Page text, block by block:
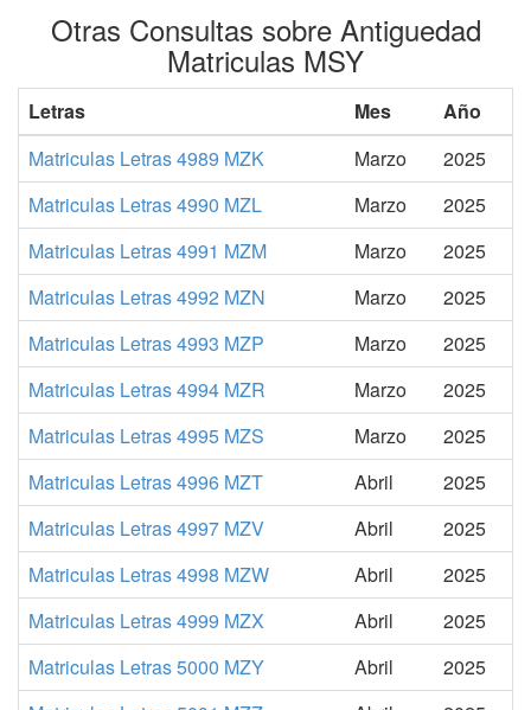
Otras Consultas sobre Antiguedad
Matriculas MSY
Letras Mes
Año
Matriculas Letras 4989 MZK
Marzo
2025
Matriculas Letras 4990 MZL
Marzo
2025
Matriculas Letras 4991 MZM
Marzo
2025
Matriculas Letras 4992 MZN
Marzo
2025
Matriculas Letras 4993 MZP
Marzo
2025
Matriculas Letras 4994 MZR
Marzo
2025
Matriculas Letras 4995 MZS
Marzo
2025
Matriculas Letras 4996 MZT
Abril
2025
Matriculas Letras 4997 MZV
Abril
2025
Matriculas Letras 4998 MZW
Abril
2025
Matriculas Letras 4999 MZX
Abril
2025
Matriculas Letras 5000 MZY
Abril
2025